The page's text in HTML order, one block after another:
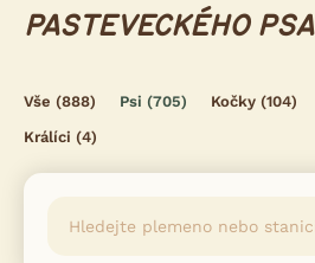
PASTEVECKÉHO PSA
Vše (888) Psi (705) Kočky (104)
Králíci (4)